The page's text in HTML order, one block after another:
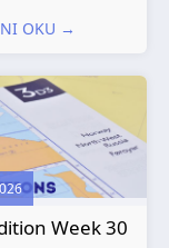
New
06
Chart Title,
other remarks
– Chang...
OKU →
Week 30